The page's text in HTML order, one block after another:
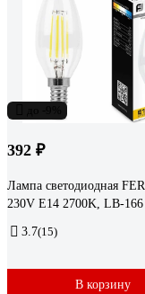
392 ₽
Лампа светодиодная
230V E14 2700K, LB-166
3.7(15)
В корзину